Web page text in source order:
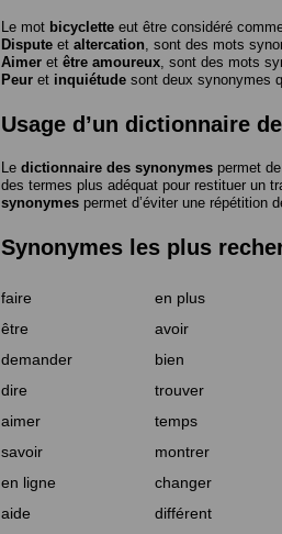
Le mot bicyclette eut être considéré
Dispute et altercation, sont des mots
Aimer et être amoureux, sont des mots
Peur et inquiétude sont deux synonymes
Usage d’un dictionnaire
Le dictionnaire des synonymes permet
des termes plus adéquat pour restituer un
synonymes permet d’éviter une répétition
Synonymes les plus
faire en plus
être
avoir
demander
bien
dire
trouver
aimer
temps
savoir
montrer
en ligne
changer
aide
différent